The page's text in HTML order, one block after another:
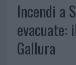
Incendi a
evacuate:
Gallura